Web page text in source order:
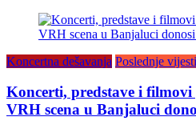
Koncertna dešavanja Poslednje vijesti
Koncerti, predstave i
VRH scena u Banjaluci